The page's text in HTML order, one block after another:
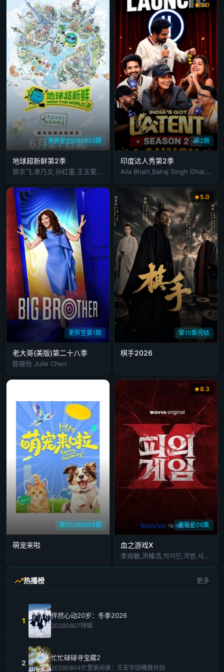
更新至20260805期
地球超新鲜第2季
郭京飞,李乃文,孙红雷,王玉雯,陈星旭,刘宇宁,林一,龚俊
第2期
5.0
印度达人秀第2季
Alia Bhatt,Balraj Singh Ghai,Samay Raina
更新至第1期
老大哥(美版)第二十八季
陈晓怡 Julie Chen
第10集完结
5.0
棋手2026
第20260804期
萌宠来啦
更新至06集
8.3
血之游戏X
李尚敏,洪榛浩,박지민,곽범,서출구,하승진
热播榜 更多
1
怦然心动20岁：冬季2026
20260607特辑
2
忙忙碌碌寻宝藏2
20260804忙里偷闲录：王安宇田曦薇共创